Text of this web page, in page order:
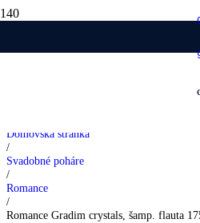
175 ml, pieskované
Domovská stránka
/
Svadobné poháre
/
Romance
/
Romance Gradim crystals, šamp. flauta